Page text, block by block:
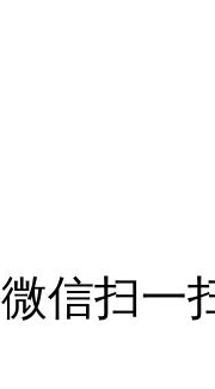
微信扫一